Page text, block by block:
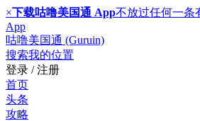
×下载咕噜美国通 App不放过任何一条
App
咕噜美国通 (Guruin)
搜索我的位置
登录 / 注册
首页
头条
攻略